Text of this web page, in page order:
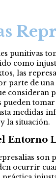
punitivas
como
las
parte de
consideran
pueden
medidas
la situación.
Entorno
son
ocurrir